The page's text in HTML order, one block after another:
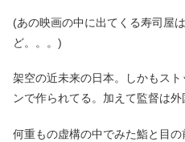
(あの映画の中に出てくる寿司屋
ど。。。)
架空の近未来の日本。しかもス
ンで作られてる。加えて監督は外
何重もの虚構の中でみた鮨と目の